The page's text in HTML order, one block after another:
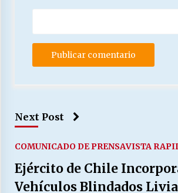
Next Post
COMUNICADO DE PRENSAVISTA
Ejército de Chile
Vehículos Blindados